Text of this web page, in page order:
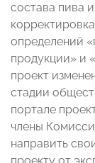
состава пива
определений
продукции» и
проект
стадии
портале
члены
направить